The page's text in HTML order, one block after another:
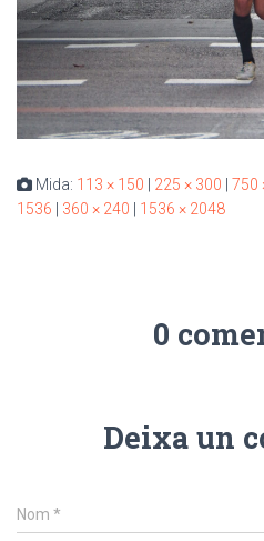
Mida: 113 × 150 225 × 300 750
1536
360 × 240 1536 × 2048
0
Deixa un
Nom *